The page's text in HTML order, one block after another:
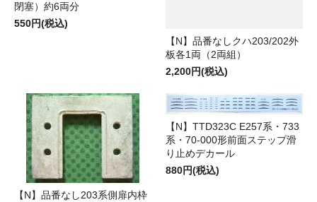
閉塞）約6両分
550円(税込)
【N】品番なしクハ203/202外
板各1両（2両組）
2,200円(税込)
【N】品番なし203系側扉内枠
【N】TTD323C E257系・733
系・70-000形前面ステップ滑
り止めデカール
880円(税込)